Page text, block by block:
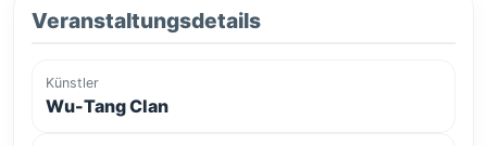
Veranstaltungsdetails
Künstler
Wu-Tang Clan